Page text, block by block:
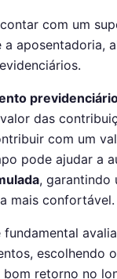
com um
a aposentadoria,
das
com um
pode ajudar a
, garantindo
mais confortável.
fundamental
escolhendo
bom retorno no